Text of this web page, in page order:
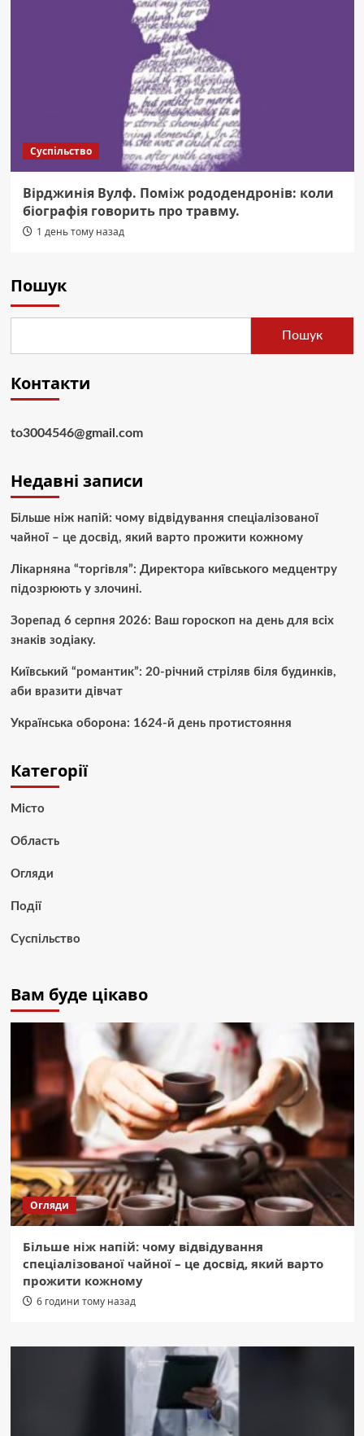
Суспільство
Вірджинія Вулф. Поміж рододендронів: коли
біографія говорить про травму.
1 день тому назад
Пошук
Пошук
Контакти
to3004546@gmail.com
Недавні записи
Більше ніж напій: чому відвідування спеціалізованої
чайної – це досвід, який варто прожити кожному
Лікарняна “торгівля”: Директора київського медцентру
підозрюють у злочині.
Зорепад 6 серпня 2026: Ваш гороскоп на день для всіх
знаків зодіаку.
Київський “романтик”: 20-річний стріляв біля будинків,
аби вразити дівчат
Українська оборона: 1624-й день протистояння
Категорії
Місто
Область
Огляди
Події
Суспільство
Вам буде цікаво
Огляди
Більше ніж напій: чому відвідування
спеціалізованої чайної – це досвід, який варто
прожити кожному
6 години тому назад